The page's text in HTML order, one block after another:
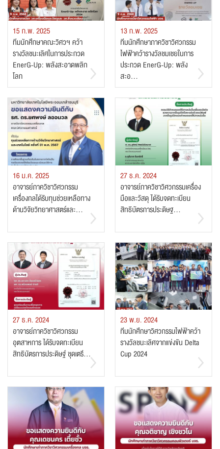
15 ก.พ. 2025
ทีมนักศึกษาคณะวิศวฯ คว้า
รางวัลชนะเลิศในการประกวด
EnerG-Up: พลังสะอาดพลิก
โลก
13 ก.พ. 2025
ทีมนักศึกษาภาควิชาวิศวกรรม
ไฟฟ้าคว้ารางวัลชมเชยในการ
ประกวด EnerG-Up: พลัง
สะอ...
16 ม.ค. 2025
อาจารย์ภาควิชาวิศวกรรม
เครื่องกลได้รับทุนช่วยเหลือทาง
ด้านวิจัยวิทยาศาสตร์และ...
27 ธ.ค. 2024
อาจารย์ภาควิชาวิศวกรรมเครื่อง
มือและวัสดุ ได้รับจดทะเบียน
สิทธิบัตรการประดิษฐ...
27 ธ.ค. 2024
อาจารย์ภาควิชาวิศวกรรม
อุตสาหการ ได้รับจดทะเบียน
สิทธิบัตรการประดิษฐ์ ชุดเตรี...
23 พ.ย. 2024
ทีมนักศึกษาวิศวกรรมไฟฟ้าคว้า
รางวัลชนะเลิศจากแข่งขัน Delta
Cup 2024